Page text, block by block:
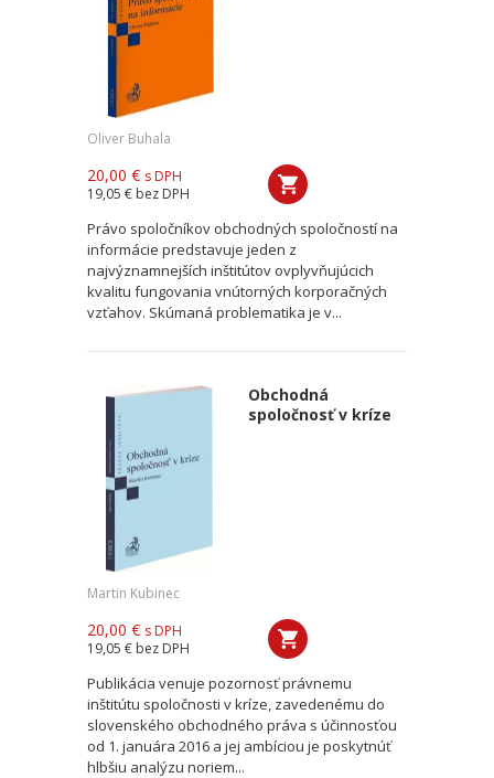
Oliver Buhala
20,00 € s DPH
19,05 € bez DPH
Právo spoločníkov obchodných spoločností na
informácie predstavuje jeden z
najvýznamnejších inštitútov ovplyvňujúcich
kvalitu fungovania vnútorných korporačných
vzťahov. Skúmaná problematika je v...
Obchodná
spoločnosť v kríze
Martin Kubinec
20,00 € s DPH
19,05 € bez DPH
Publikácia venuje pozornosť právnemu
inštitútu spoločnosti v kríze, zavedenému do
slovenského obchodného práva s účinnosťou
od 1. januára 2016 a jej ambíciou je poskytnúť
hlbšiu analýzu noriem...